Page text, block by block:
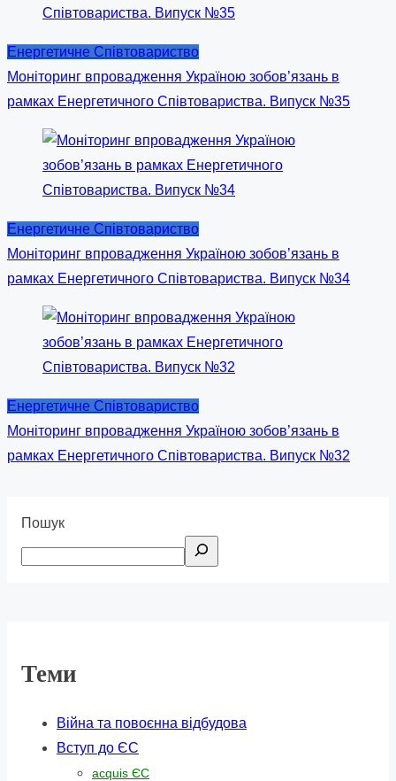
Енергетичне Співтовариство
Моніторинг впровадження Україною зобов’язань в
рамках Енергетичного Співтовариства. Випуск №35
Енергетичне Співтовариство
Моніторинг впровадження Україною зобов’язань в
рамках Енергетичного Співтовариства. Випуск №34
Енергетичне Співтовариство
Моніторинг впровадження Україною зобов’язань в
рамках Енергетичного Співтовариства. Випуск №32
Пошук
Теми
Війна та повоєнна відбудова
Вступ до ЄС
acquis ЄС